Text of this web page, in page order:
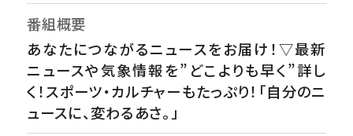
番組概要
あなたにつながるニュースをお届け！▽最新
ニュースや気象情報を”どこよりも早く”詳し
く！スポーツ・カルチャーもたっぷり！「自分のニ
ュースに、変わるあさ。」